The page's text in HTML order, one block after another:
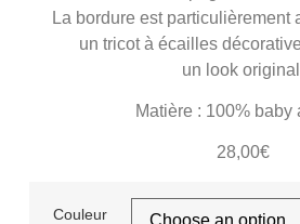
La bordure est particulièrement
un tricot à écailles
un look
Matière : 100% baby
28,00€
Couleur